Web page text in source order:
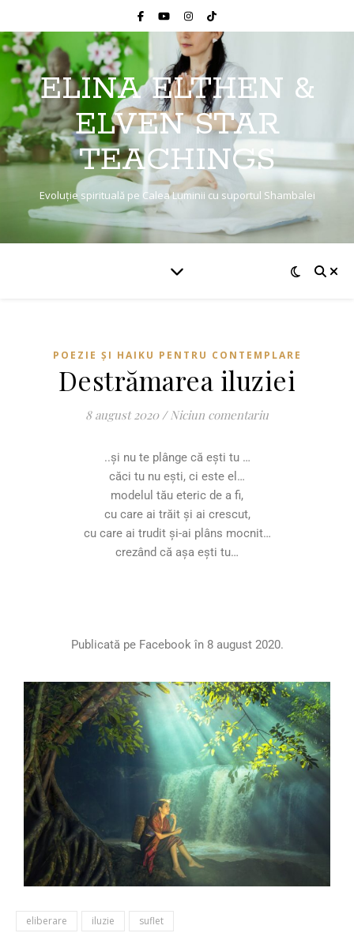
ELINA ELTHEN &
ELVEN STAR
TEACHINGS
Evoluție spirituală pe Calea Luminii cu suportul Shambalei
POEZIE ȘI HAIKU PENTRU CONTEMPLARE
Destrămarea iluziei
8 august 2020 / Niciun comentariu
..și nu te plânge că ești tu …
căci tu nu ești, ci este el…
modelul tău eteric de a fi,
cu care ai trăit și ai crescut,
cu care ai trudit și-ai plâns mocnit…
crezând că așa ești tu…
Publicată pe Facebook în 8 august 2020.
eliberare iluzie suflet